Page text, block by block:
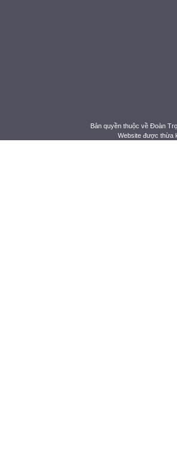
Bản quyền thuộc về Đoàn
Website được thừa